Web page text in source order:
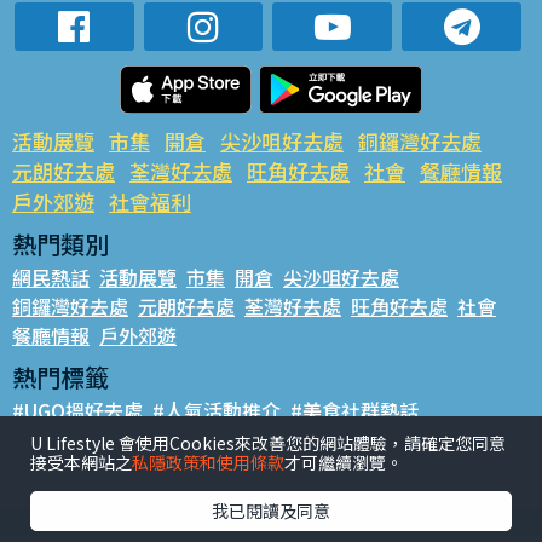
活動展覽 市集 開倉 尖沙咀好去處 銅鑼灣好去處
元朗好去處 荃灣好去處 旺角好去處 社會 餐廳情報
戶外郊遊 社會福利
熱門類別
網民熱話 活動展覽 市集 開倉 尖沙咀好去處
銅鑼灣好去處 元朗好去處 荃灣好去處 旺角好去處 社會
餐廳情報 戶外郊遊
熱門標籤
#UGO搵好去處 #人氣活動推介 #美食社群熱話
#親子玩樂好去處 #ULifestyle應用程式 #限時搶
#UJetso禮物放送 #ULifestyle商戶中心 #著數
香港經濟日報版權所有©2026
U Lifestyle 會使用Cookies來改善您的網站體驗，請確定您同意
接受本網站之私隱政策和使用條款才可繼續瀏覽。
我已閱讀及同意